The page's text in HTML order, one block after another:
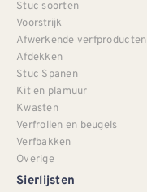
Stuc soorten
Voorstrijk
Afwerkende verfproducten
Afdekken
Stuc Spanen
Kit en plamuur
Kwasten
Verfrollen en beugels
Verfbakken
Overige
Sierlijsten